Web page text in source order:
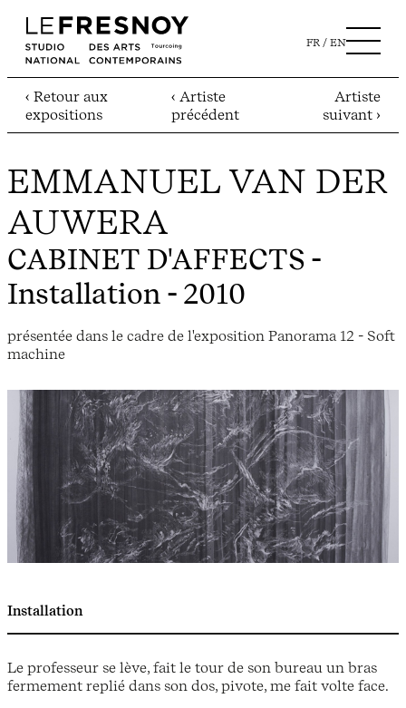
FR EN
‹ Retour aux
expositions
‹ Artiste
précédent
Artiste
suivant ›
EMMANUEL VAN DER
AUWERA
CABINET D'AFFECTS -
Installation - 2010
présentée dans le cadre de l'exposition Panorama 12 - Soft
machine
Installation
Le professeur se lève, fait le tour de son bureau un bras
fermement replié dans son dos, pivote, me fait volte face.